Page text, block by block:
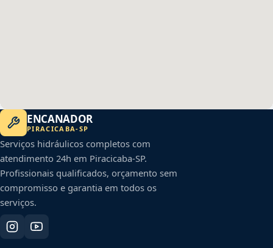
ENCANADOR
PIRACICABA-SP
Serviços hidráulicos completos com
atendimento 24h em Piracicaba-SP.
Profissionais qualificados, orçamento sem
compromisso e garantia em todos os
serviços.